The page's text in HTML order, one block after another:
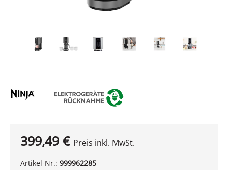
399,49 € Preis inkl. MwSt.
Artikel-Nr.: 999962285